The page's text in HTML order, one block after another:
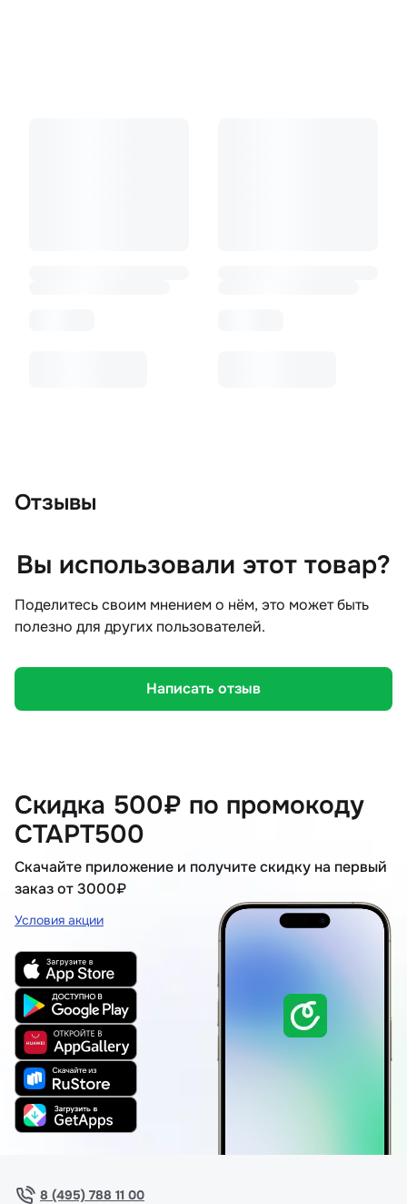
Отзывы
Вы использовали этот товар?
Поделитесь своим мнением о нём, это может быть
полезно для других пользователей.
Написать отзыв
Скидка 500₽ по промокоду
СТАРТ500
Скачайте приложение и получите скидку на первый
заказ от 3000₽
Условия акции
8 (495) 788 11 00